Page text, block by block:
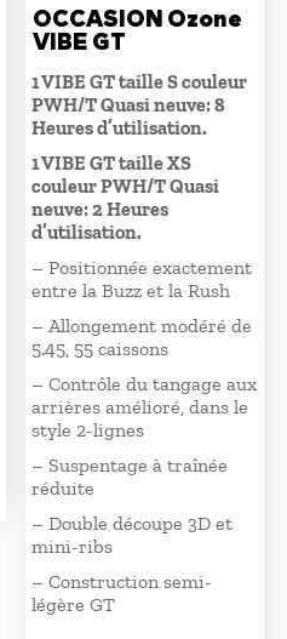
OCCASION Ozone
VIBE GT
1 VIBE GT taille S couleur
PWH/T Quasi neuve: 8
Heures d’utilisation.
1 VIBE GT taille XS
couleur PWH/T Quasi
neuve: 2 Heures
d’utilisation.
– Positionnée exactement
entre la Buzz et la Rush
– Allongement modéré de
5.45, 55 caissons
– Contrôle du tangage aux
arrières amélioré, dans le
style 2-lignes
– Suspentage à traînée
réduite
– Double découpe 3D et
mini-ribs
– Construction semi-
légère GT